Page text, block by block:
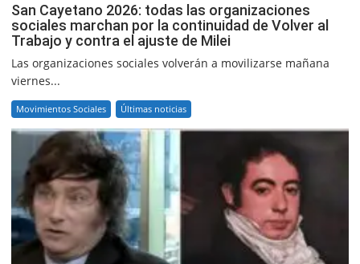
San Cayetano 2026: todas las organizaciones
sociales marchan por la continuidad de Volver al
Trabajo y contra el ajuste de Milei
Las organizaciones sociales volverán a movilizarse mañana
viernes...
Movimientos Sociales Últimas noticias